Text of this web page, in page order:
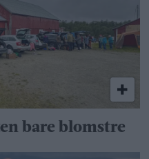
bare blomstre